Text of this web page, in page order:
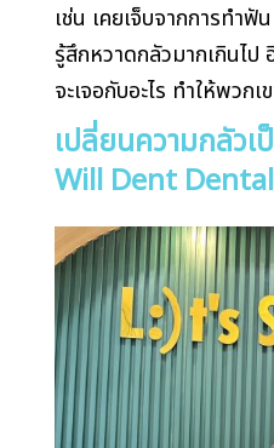
เช่น เคยเจ็บจากการทำ
รู้สึกหวาดกลัวมากเกินไป
จะเจอกับอะไร ทำให้พวก
เปลี่ยนความกลัวเ
Will Dent